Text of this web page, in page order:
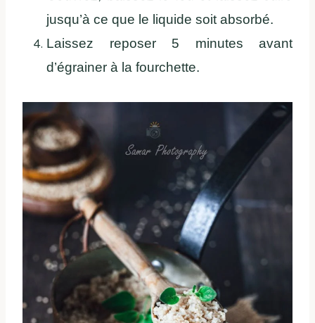
jusqu’à ce que le liquide soit absorbé.
Laissez reposer 5 minutes avant
d’égrainer à la fourchette.